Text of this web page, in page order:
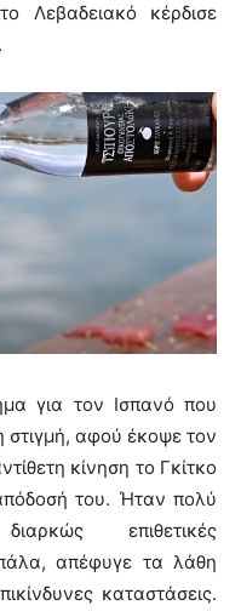
Λεβαδειακό κέρδισε
για τον Ισπανό που
στιγμή, αφού έκοψε τον
κίνηση το Γκίτκο
του. Ήταν πολύ
επιθετικές
απέφυγε τα λάθη
καταστάσεις.